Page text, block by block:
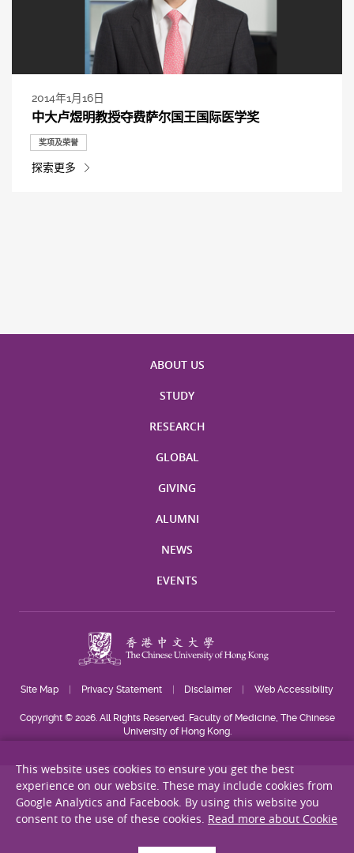
2014年1月16日
中大卢煜明教授夺费萨尔国王国际医学奖
奖项及荣誉
探索更多
ABOUT US
STUDY
RESEARCH
GLOBAL
GIVING
ALUMNI
NEWS
EVENTS
Site Map Privacy Statement Disclaimer Web Accessibility
Copyright © 2026. All Rights Reserved. Faculty of Medicine, The Chinese
University of Hong Kong.
This website uses cookies to ensure you get the best
experience on our website. These may include cookies from
Google Analytics and Facebook. By using this website you
consent to the use of these cookies. Read more about Cookie